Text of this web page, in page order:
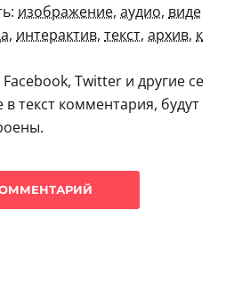
изображение, аудио, виде
, интерактив, текст, архив, к
Twitter и другие се
текст комментария, будут